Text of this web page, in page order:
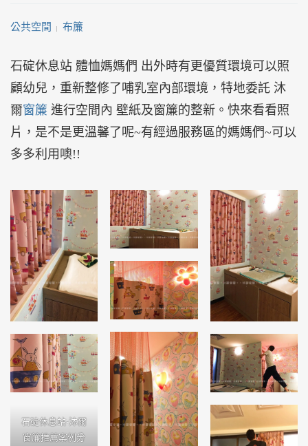
公共空間 布簾
石碇休息站 體恤媽媽們 出外時有更優質環境可以照
顧幼兒，重新整修了哺乳室內部環境，特地委託 沐
爾窗簾 進行空間內 壁紙及窗簾的整新。快來看看照
片，是不是更溫馨了呢~有經過服務區的媽媽們~可以
多多利用噢!!
石碇休息站-沐爾
窗簾推薦案例分